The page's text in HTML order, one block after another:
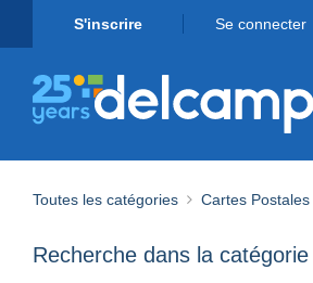
S'inscrire Se connecter
Toutes les catégories Cartes Postales
Recherche dans la catégorie